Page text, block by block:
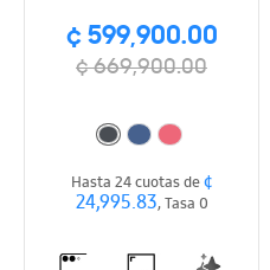
¢ 599,900.00
¢ 669,900.00
Hasta 24 cuotas de¢
24,995.83, Tasa 0